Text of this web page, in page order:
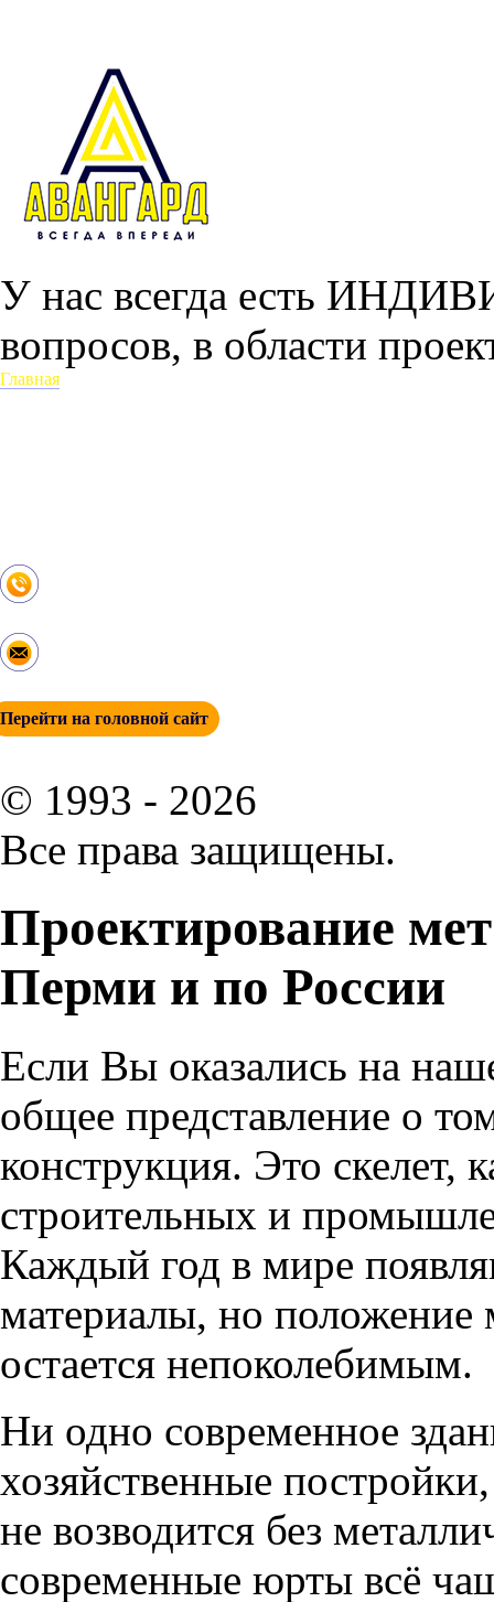
У нас всегда есть
вопросов, в области
Главная
Перейти на головной сайт
© 1993 - 2026
Все права защищены.
Проектирование
Перми и по России
Если Вы оказались на
общее представление о
конструкция. Это скелет,
строительных и
Каждый год в мире
материалы, но положение
остается непоколебимым.
Ни одно современное
хозяйственные
не возводится без
современные юрты всё